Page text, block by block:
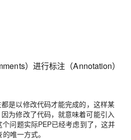
）进行标注（Annotation）
是以修改代码才能完成的，这样某
为修改了代码，就意味着可能引入
问题实际PEP已经考虑到了，这并
唯一方式。